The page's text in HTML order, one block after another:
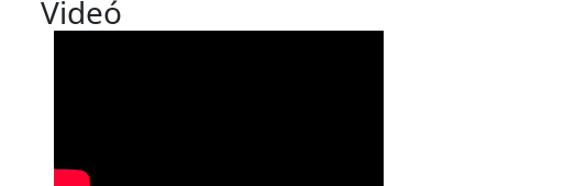
Videó